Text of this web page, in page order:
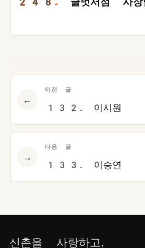
←
이전 글
132. 이시원
다음 글
133. 이승연
→
신촌을 사랑하고,